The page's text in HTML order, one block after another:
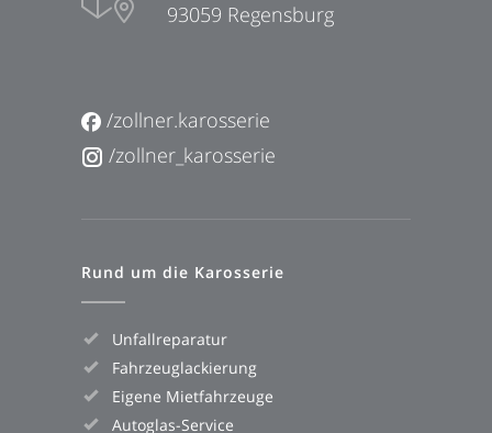
93059 Regensburg
/zollner.karosserie
/zollner_karosserie
Rund um die Karosserie
Unfallreparatur
Fahrzeuglackierung
Eigene Mietfahrzeuge
Autoglas-Service